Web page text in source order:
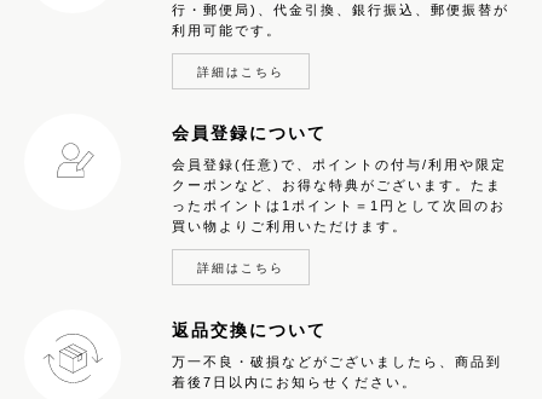
行・郵便局)、代金引換、銀行振込、郵便振替が
利用可能です。
詳細はこちら
会員登録について
会員登録(任意)で、ポイントの付与/利用や限定
クーポンなど、お得な特典がございます。たま
ったポイントは1ポイント＝1円として次回のお
買い物よりご利用いただけます。
詳細はこちら
返品交換について
万一不良・破損などがございましたら、商品到
着後7日以内にお知らせください。